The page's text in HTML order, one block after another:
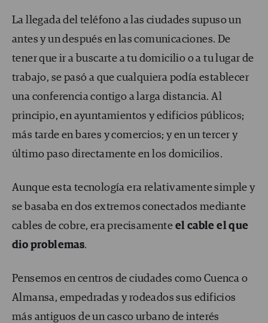
La llegada del teléfono a las ciudades supuso un
antes y un después en las comunicaciones. De
tener que ir a buscarte a tu domicilio o a tu lugar de
trabajo, se pasó a que cualquiera podía establecer
una conferencia contigo a larga distancia. Al
principio, en ayuntamientos y edificios públicos;
más tarde en bares y comercios; y en un tercer y
último paso directamente en los domicilios.
Aunque esta tecnología era relativamente simple y
se basaba en dos extremos conectados mediante
cables de cobre, era precisamente el cable el que
dio problemas.
Pensemos en centros de ciudades como Cuenca o
Almansa, empedradas y rodeados sus edificios
más antiguos de un casco urbano de interés